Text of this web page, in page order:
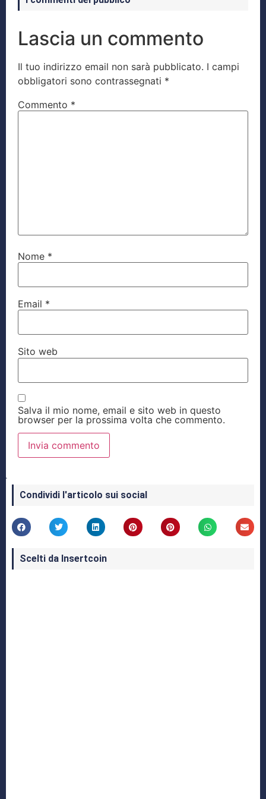
Lascia un commento
Il tuo indirizzo email non sarà pubblicato. I campi
obbligatori sono contrassegnati *
Commento *
Nome *
Email *
Sito web
Salva il mio nome, email e sito web in questo
browser per la prossima volta che commento.
Condividi l'articolo sui social
Scelti da Insertcoin